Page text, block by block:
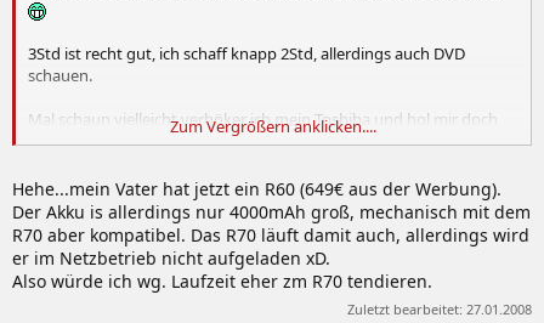
support.
Windows XP-Treiber:
30.12.2007
Chipsatz:v8.3.1.1009
Grafikkarte:v101.19 Der Original-Treiber von Samsung
Grafikkarte:v169.01 OC geht, Helligkeit geht,
Standbybug nicht vorhanden.
NEU OC geht, Helligkeit geht,
3Std ist recht gut, ich schaff knapp 2Std, allerdings auch DVD
schauen.
Mal schaun vielleicht verhöker ich mein Toshiba und hol mir doch
noch ein Samsung, allerdings ein kleines R70 oder R60.
Zum Vergrößern anklicken....
Hehe...mein Vater hat jetzt ein R60 (649€ aus der Werbung).
Der Akku is allerdings nur 4000mAh groß, mechanisch mit dem
R70 aber kompatibel. Das R70 läuft damit auch, allerdings wird
er im Netzbetrieb nicht aufgeladen xD.
Also würde ich wg. Laufzeit eher zm R70 tendieren.
Zuletzt bearbeitet: 27.01.2008